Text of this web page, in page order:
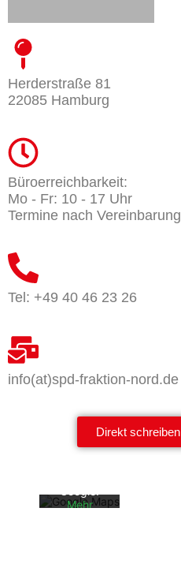
Herderstraße 81
22085 Hamburg
Büroerreichbarkeit:
Mo - Fr: 10 - 17 Uhr
Termine nach Vereinbarung
Tel: +49 40 46 23 26
info(at)spd-fraktion-nord.de
Direkt schreiben
Mit dem
Karte
n Sie die
Datenschu
Mehr